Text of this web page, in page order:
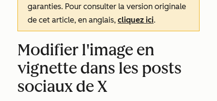
garanties. Pour consulter la version originale
de cet article, en anglais, cliquez ici.
Modifier l'image en
vignette dans les posts
sociaux de X